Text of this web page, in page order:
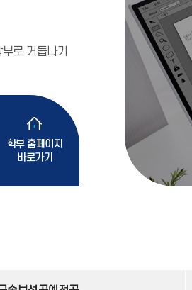
로 거듭나기
학부 홈페이지
바로가기